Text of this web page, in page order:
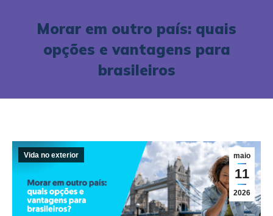
Morar em outro país: quais
opções e vantagens para
brasileiros
maio
11
2026
Vida no exterior